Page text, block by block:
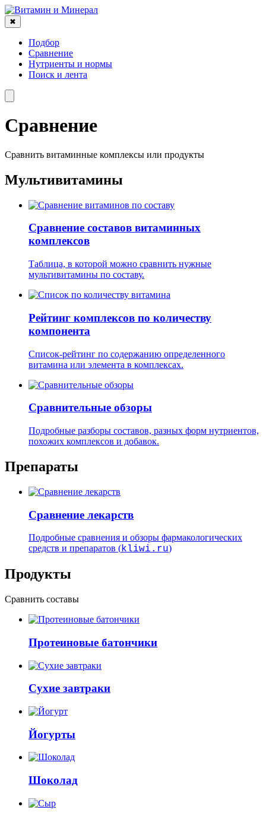
✖
Подбор
Сравнение
Нутриенты и нормы
Поиск и лента
Cравнение
Сравнить витаминные комплексы или продукты
Мультивитамины
Сравнение составов витаминных
комплексов
Таблица, в которой можно сравнить нужные
мультивитамины по составу.
Рейтинг комплексов по количеству
компонента
Список-рейтинг по содержанию определенного
витамина или элемента в комплексах.
Сравнительные обзоры
Подробные разборы составов, разных форм нутриентов,
похожих комплексов и добавок.
Препараты
Сравнение лекарств
Подробные сравнения и обзоры фармакологических
средств и препаратов (kliwi.ru)
Продукты
Сравнить составы
Протеиновые батончики
Сухие завтраки
Йогурты
Шоколад